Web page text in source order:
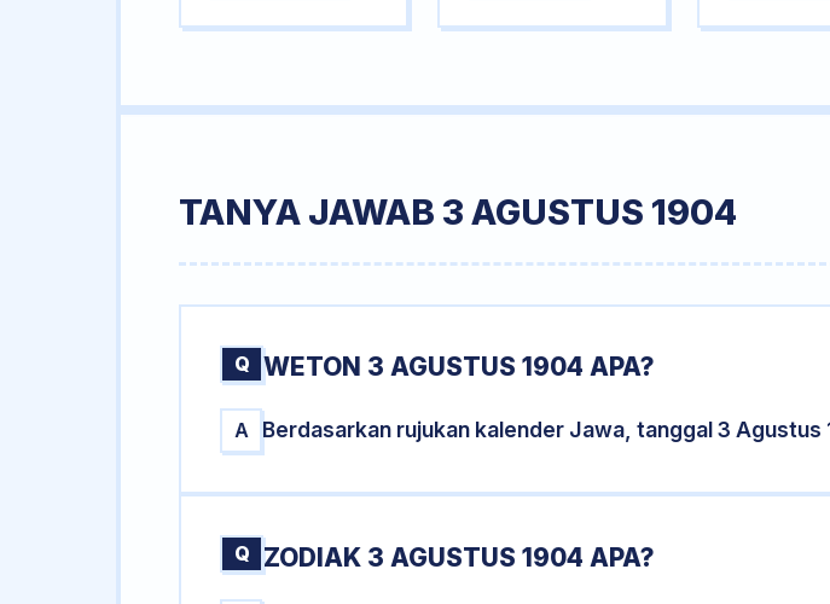
TANYA JAWAB 3 AGUSTUS 1904
Q WETON 3 AGUSTUS 1904 APA?
A Berdasarkan rujukan kalender Jawa, tanggal 3
Q ZODIAK 3 AGUSTUS 1904 APA?